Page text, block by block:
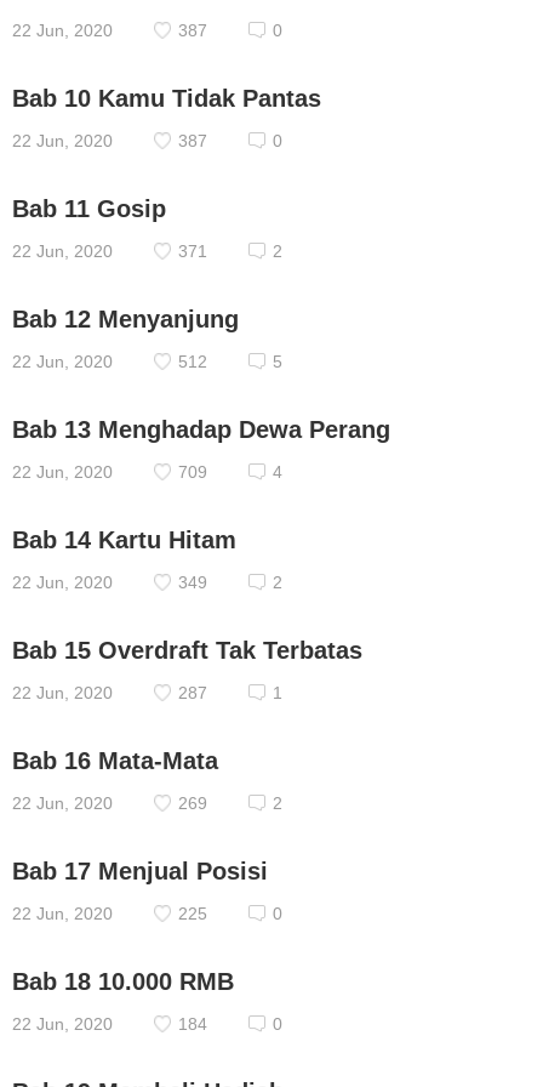
22 Jun, 2020 387 0
Bab 10 Kamu Tidak Pantas
22 Jun, 2020 387 0
Bab 11 Gosip
22 Jun, 2020 371 2
Bab 12 Menyanjung
22 Jun, 2020 512 5
Bab 13 Menghadap Dewa Perang
22 Jun, 2020 709 4
Bab 14 Kartu Hitam
22 Jun, 2020 349 2
Bab 15 Overdraft Tak Terbatas
22 Jun, 2020 287 1
Bab 16 Mata-Mata
22 Jun, 2020 269 2
Bab 17 Menjual Posisi
22 Jun, 2020 225 0
Bab 18 10.000 RMB
22 Jun, 2020 184 0